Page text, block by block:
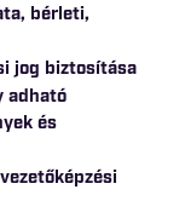
bérleti,
jog biztosítása
adható
és